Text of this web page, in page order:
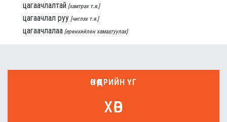
цагаачлалтай [хамтрах т.я.]
цагаачлал руу [чиглэх т.я.]
цагаачлалаа [ерөнхийлөн хамаатуулах]
ӨНӨӨДРИЙН ҮГ
хөв